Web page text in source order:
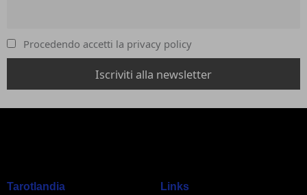
Procedendo accetti la privacy policy
Tarotlandia Links